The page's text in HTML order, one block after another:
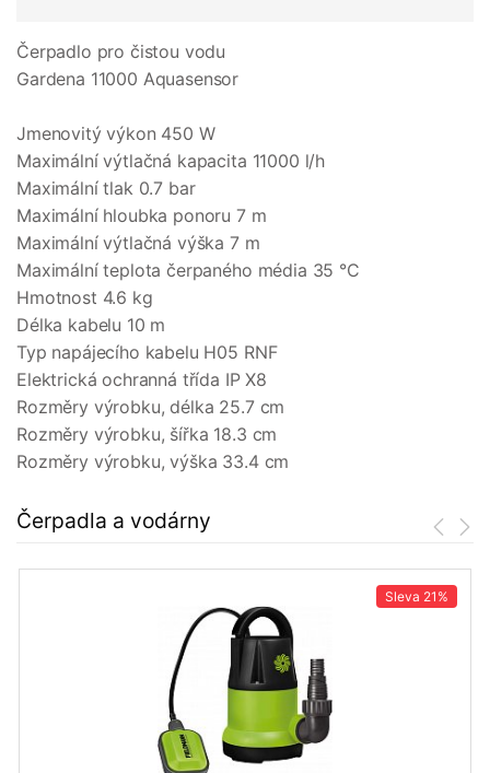
Čerpadlo pro čistou vodu
Gardena 11000 Aquasensor
Jmenovitý výkon 450 W
Maximální výtlačná kapacita 11000 l/h
Maximální tlak 0.7 bar
Maximální hloubka ponoru 7 m
Maximální výtlačná výška 7 m
Maximální teplota čerpaného média 35 °C
Hmotnost 4.6 kg
Délka kabelu 10 m
Typ napájecího kabelu H05 RNF
Elektrická ochranná třída IP X8
Rozměry výrobku, délka 25.7 cm
Rozměry výrobku, šířka 18.3 cm
Rozměry výrobku, výška 33.4 cm
Čerpadla a vodárny
Sleva 21%